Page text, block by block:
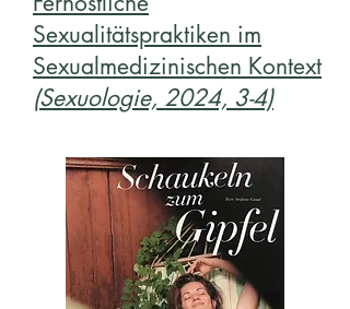
Sexualitätspraktiken im
Sexualmedizinischen Kontext
(Sexuologie, 2024, 3-4)